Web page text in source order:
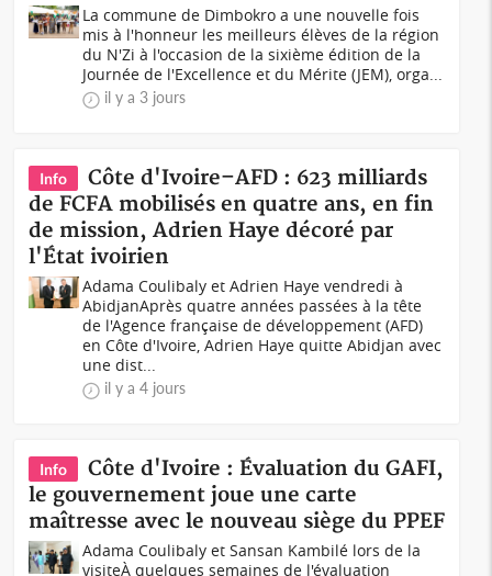
La commune de Dimbokro a une nouvelle fois
mis à l'honneur les meilleurs élèves de la région
du N'Zi à l'occasion de la sixième édition de la
Journée de l'Excellence et du Mérite (JEM), orga...
il y a 3 jours
Info
Côte d'Ivoire–AFD : 623 milliards
de FCFA mobilisés en quatre ans, en fin
de mission, Adrien Haye décoré par
l'État ivoirien
Adama Coulibaly et Adrien Haye vendredi à
AbidjanAprès quatre années passées à la tête
de l'Agence française de développement (AFD)
en Côte d'Ivoire, Adrien Haye quitte Abidjan avec
une dist...
il y a 4 jours
Info
Côte d'Ivoire : Évaluation du GAFI,
le gouvernement joue une carte
maîtresse avec le nouveau siège du PPEF
Adama Coulibaly et Sansan Kambilé lors de la
visiteÀ quelques semaines de l'évaluation